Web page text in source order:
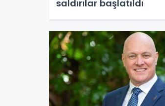
saldırılar başlatıldı